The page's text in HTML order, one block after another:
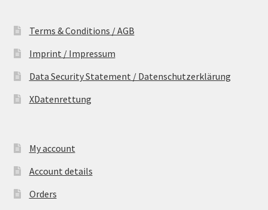
Terms & Conditions / AGB
Imprint / Impressum
Data Security Statement / Datenschutzerklärung
XDatenrettung
My account
Account details
Orders